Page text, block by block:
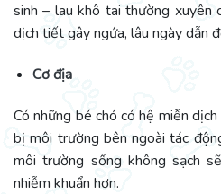
sinh – lau khô tai thường xuyên
dịch tiết gây ngứa, lâu ngày dẫn
Cơ địa
Có những bé chó có hệ miễn
bị môi trường bên ngoài tác
môi trường sống không sạch
nhiễm khuẩn hơn.